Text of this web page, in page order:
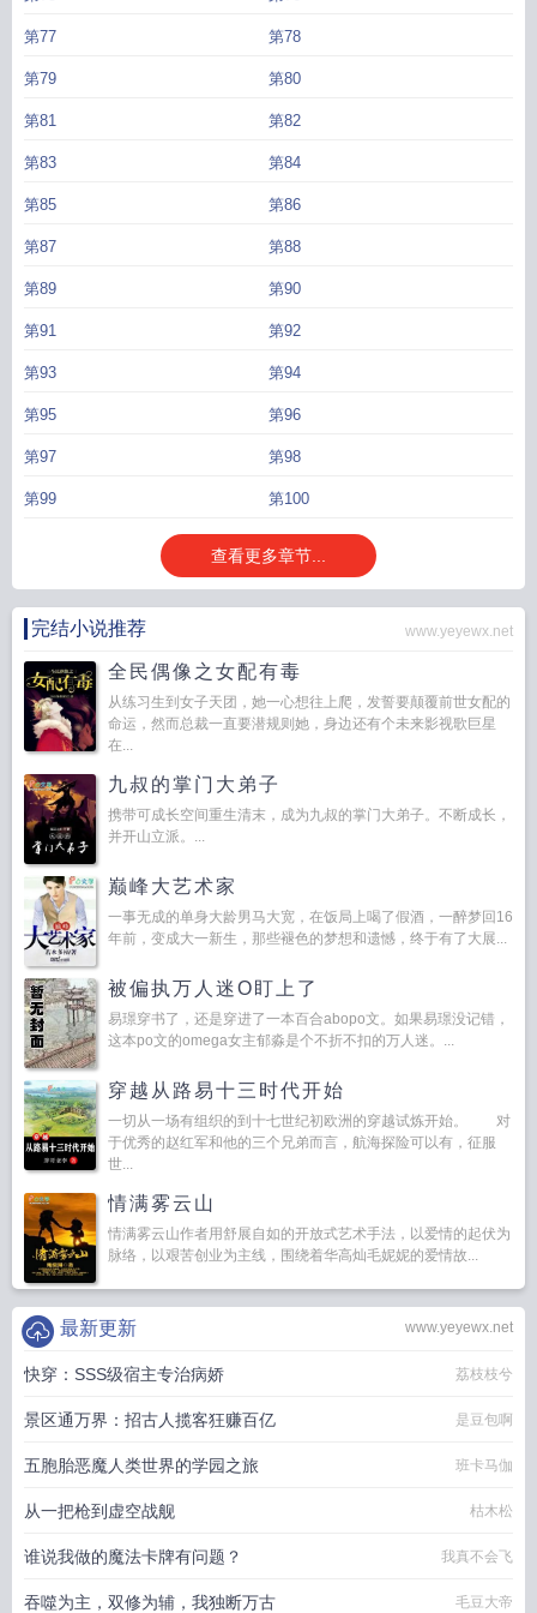
第77 第78
第79 第80
第81 第82
第83 第84
第85 第86
第87 第88
第89 第90
第91 第92
第93 第94
第95 第96
第97 第98
第99 第100
查看更多章节...
完结小说推荐 www.yeyewx.net
全民偶像之女配有毒
从练习生到女子天团，她一心想往上爬，发誓要颠覆前世女配的
命运，然而总裁一直要潜规则她，身边还有个未来影视歌巨星
在...
九叔的掌门大弟子
携带可成长空间重生清末，成为九叔的掌门大弟子。不断成长，
并开山立派。...
巅峰大艺术家
一事无成的单身大龄男马大宽，在饭局上喝了假酒，一醉梦回16
年前，变成大一新生，那些褪色的梦想和遗憾，终于有了大展...
被偏执万人迷O盯上了
易璟穿书了，还是穿进了一本百合abopo文。如果易璟没记错，
这本po文的omega女主郁淼是个不折不扣的万人迷。...
穿越从路易十三时代开始
一切从一场有组织的到十七世纪初欧洲的穿越试炼开始。 对
于优秀的赵红军和他的三个兄弟而言，航海探险可以有，征服
世...
情满雾云山
情满雾云山作者用舒展自如的开放式艺术手法，以爱情的起伏为
脉络，以艰苦创业为主线，围绕着华高灿毛妮妮的爱情故...
www.yeyewx.net
最新更新
快穿：SSS级宿主专治病娇 荔枝枝兮
景区通万界：招古人揽客狂赚百亿 是豆包啊
五胞胎恶魔人类世界的学园之旅 班卡马伽
从一把枪到虚空战舰 枯木松
谁说我做的魔法卡牌有问题？ 我真不会飞
吞噬为主，双修为辅，我独断万古 毛豆大帝